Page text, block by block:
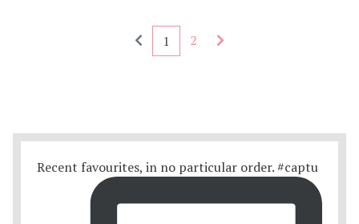
Seitennummerierung - rückwärts
1 2
Recent favourites, in no particular order. #captu